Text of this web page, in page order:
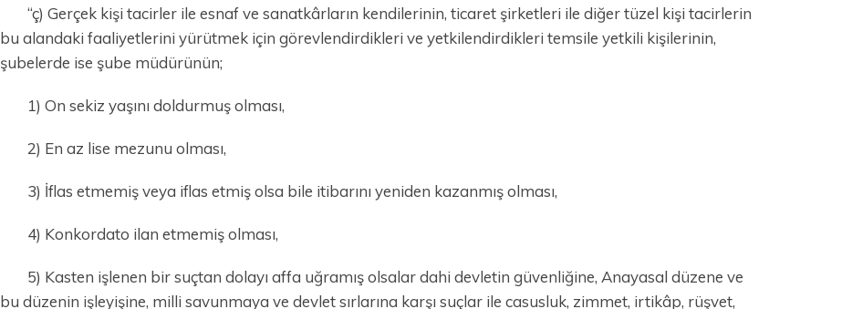
“ç) Gerçek kişi tacirler ile esnaf ve sanatkârların kendilerinin, ticaret şirketleri ile diğer tüzel kişi tacirlerin
bu alandaki faaliyetlerini yürütmek için görevlendirdikleri ve yetkilendirdikleri temsile yetkili kişilerinin,
şubelerde ise şube müdürünün;
1) On sekiz yaşını doldurmuş olması,
2) En az lise mezunu olması,
3) İflas etmemiş veya iflas etmiş olsa bile itibarını yeniden kazanmış olması,
4) Konkordato ilan etmemiş olması,
5) Kasten işlenen bir suçtan dolayı affa uğramış olsalar dahi devletin güvenliğine, Anayasal düzene ve
bu düzenin işleyişine, milli savunmaya ve devlet sırlarına karşı suçlar ile casusluk, zimmet, irtikâp, rüşvet,